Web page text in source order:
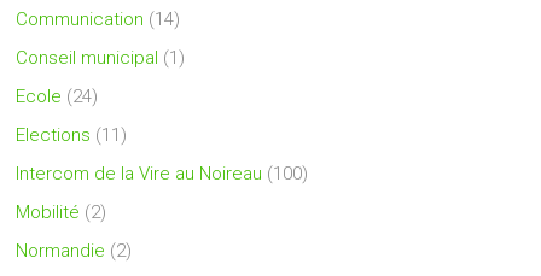
Communication (14)
Conseil municipal (1)
Ecole (24)
Elections (11)
Intercom de la Vire au Noireau (100)
Mobilité (2)
Normandie (2)